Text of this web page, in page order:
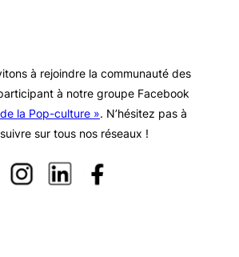
à rejoindre la communauté des
à notre groupe Facebook
la Pop-culture ». N’hésitez pas à
sur tous nos réseaux !